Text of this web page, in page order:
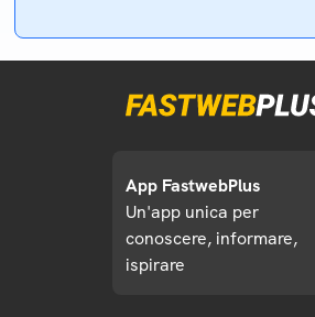
App FastwebPlus
Un'app unica per
conoscere, informare,
ispirare